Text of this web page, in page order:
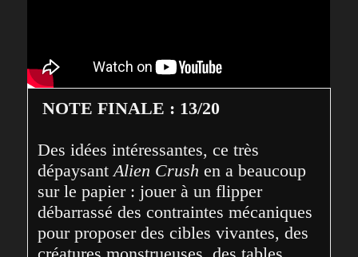
NOTE FINALE : 13/20
Des idées intéressantes, ce très
dépaysant Alien Crush en a beaucoup
sur le papier : jouer à un flipper
débarrassé des contraintes mécaniques
pour proposer des cibles vivantes, des